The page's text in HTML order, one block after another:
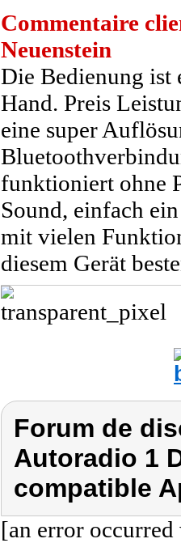
Commentaire
Neuenstein
Die Bedienung ist
Hand. Preis
eine super
funktioniert ohne
Sound, einfach
mit vielen
diesem Gerät
Forum de
Autoradio 1
compatible
[an error